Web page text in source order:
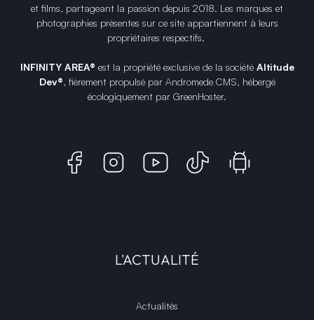
et films, partageant la passion depuis 2018. Les marques et
photographies présentes sur ce site appartiennent à leurs
propriétaires respectifs.
INFINITY AREA® est la propriété exclusive de la société Altitude
Dev®, fièrement propulsé par Andromede CMS, hébergé
écologiquement par GreenHoster.
L'ACTUALITÉ
Actualités